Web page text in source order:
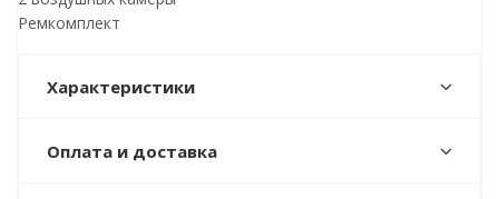
Ремкомплект
Характеристики
Оплата и доставка